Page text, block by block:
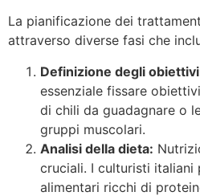
La pianificazione dei
attraverso diverse fasi che
Definizione degli
essenziale fissare
di chili da guadagnare o
gruppi muscolari.
Analisi della dieta:
cruciali. I culturisti italiani
alimentari ricchi di